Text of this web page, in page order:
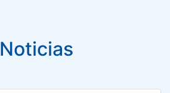
Noticias